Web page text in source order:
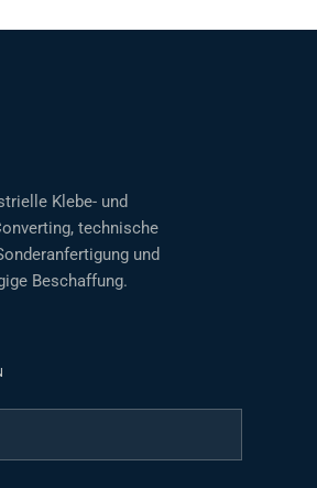
Klebe- und
technische
und
Beschaffung.